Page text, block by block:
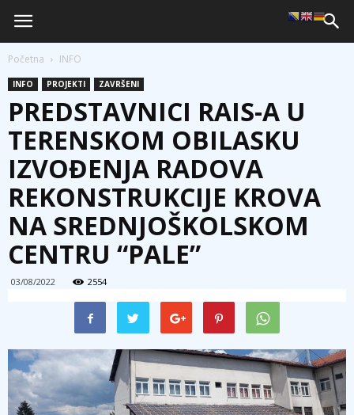
Početna INFO
INFO PROJEKTI ZAVRŠENI
PREDSTAVNICI RAIS-A U
TERENSKOM OBILASKU
IZVOĐENJA RADOVA
REKONSTRUKCIJE KROVA
NA SREDNJOŠKOLSKOM
CENTRU “PALE”
03/08/2022 2554